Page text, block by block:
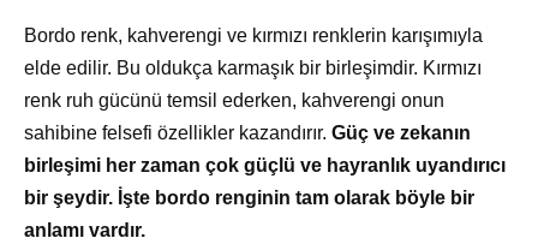
Bordo renk, kahverengi ve kırmızı renklerin karışımıyla
elde edilir. Bu oldukça karmaşık bir birleşimdir. Kırmızı
renk ruh gücünü temsil ederken, kahverengi onun
sahibine felsefi özellikler kazandırır. Güç ve zekanın
birleşimi her zaman çok güçlü ve hayranlık uyandırıcı
bir şeydir. İşte bordo renginin tam olarak böyle bir
anlamı vardır.